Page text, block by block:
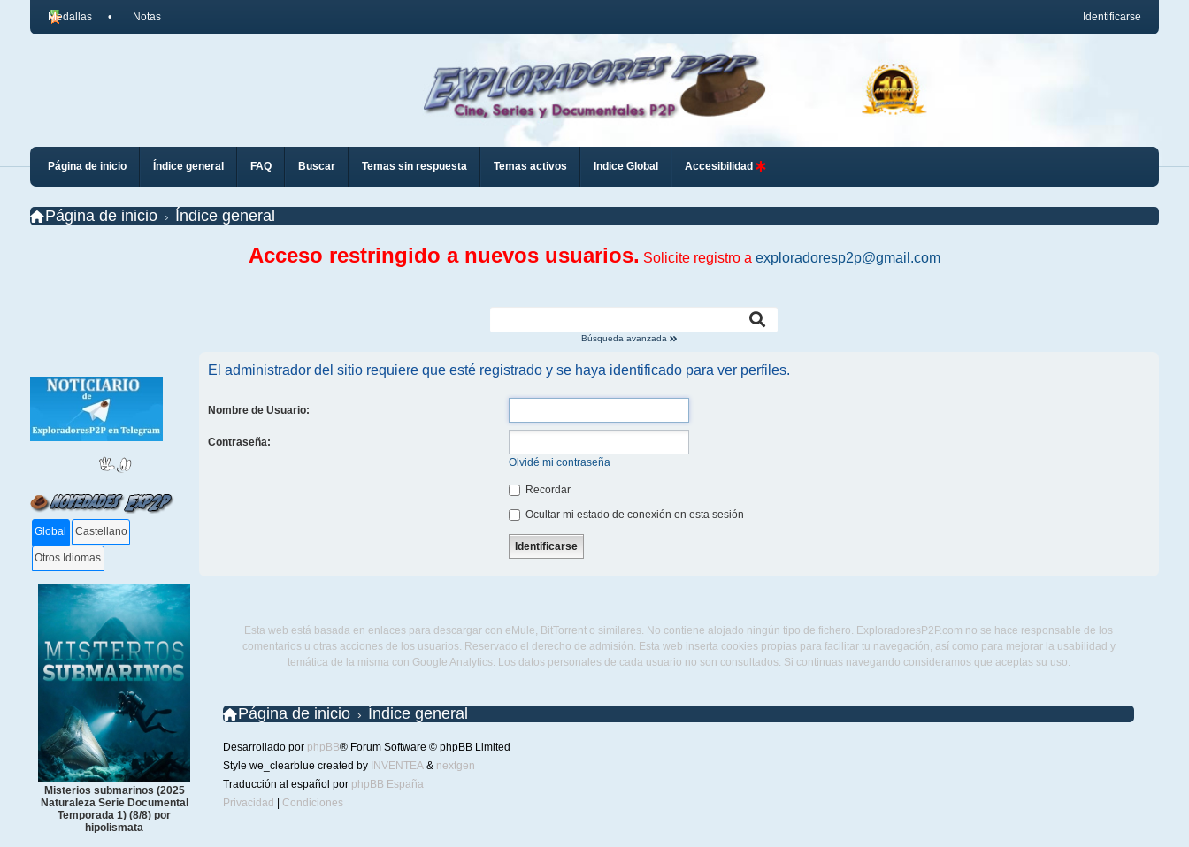
Identificarse
Medallas Notas
Página de inicio Índice general FAQ Buscar Temas sin respuesta Temas activos Indice Global Accesibilidad
Página de inicio Índice general
Acceso restringido a nuevos usuarios. Solicite registro a exploradoresp2p@gmail.com
Búsqueda avanzada
Global Castellano
Otros Idiomas
Misterios submarinos (2025
Naturaleza Serie Documental
Temporada 1) (8/8) por
hipolismata
El administrador del sitio requiere que esté registrado y se haya identificado para ver perfiles.
Nombre de Usuario:
Contraseña:
Olvidé mi contraseña
Recordar
Ocultar mi estado de conexión en esta sesión
Esta web está basada en enlaces para descargar con eMule, BitTorrent o similares. No contiene alojado ningún tipo de fichero. ExploradoresP2P.com no se hace responsable de los
comentarios u otras acciones de los usuarios. Reservado el derecho de admisión. Esta web inserta cookies propias para facilitar tu navegación, así como para mejorar la usabilidad y
temática de la misma con Google Analytics. Los datos personales de cada usuario no son consultados. Si continuas navegando consideramos que aceptas su uso.
Página de inicio Índice general
Desarrollado por phpBB® Forum Software © phpBB Limited
Style we_clearblue created by INVENTEA& nextgen
Traducción al español por phpBB España
Privacidad
Condiciones